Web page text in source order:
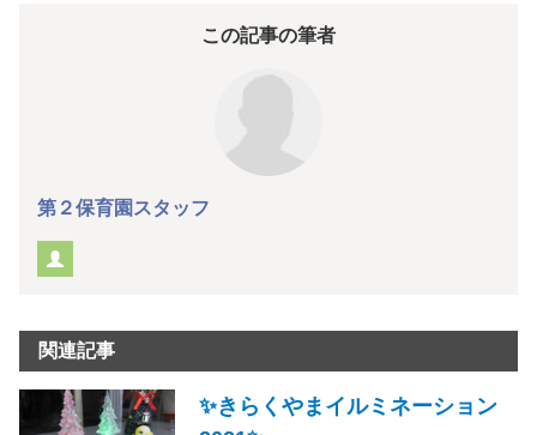
この記事の筆者
第２保育園スタッフ
関連記事
✨きらくやまイルミネーション